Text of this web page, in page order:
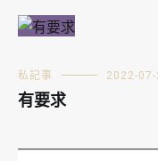
私記事 2022-07-
有要求